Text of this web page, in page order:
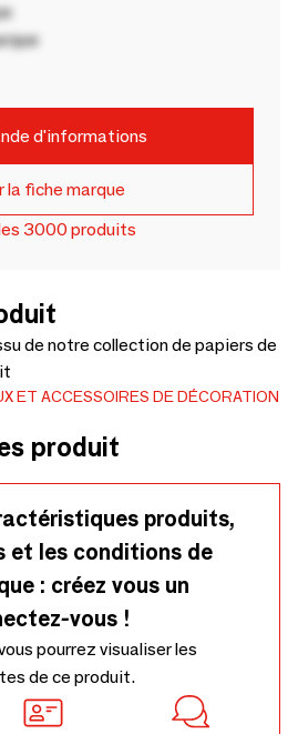
d'informations
la fiche marque
3000 produits
de notre collection de papiers de
ET ACCESSOIRES DE DÉCORATION
produit
produits,
et les conditions de
: créez vous un
vous !
pourrez visualiser les
de ce produit.